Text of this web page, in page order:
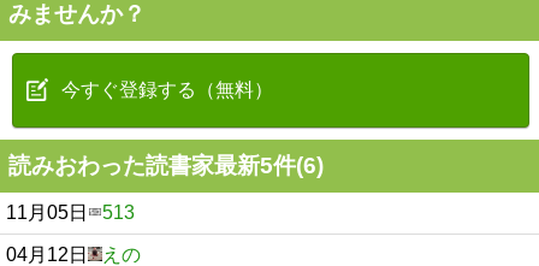
みませんか？
今すぐ登録する（無料）
読みおわった読書家最新5件(6)
11月05日 513
04月12日 えの